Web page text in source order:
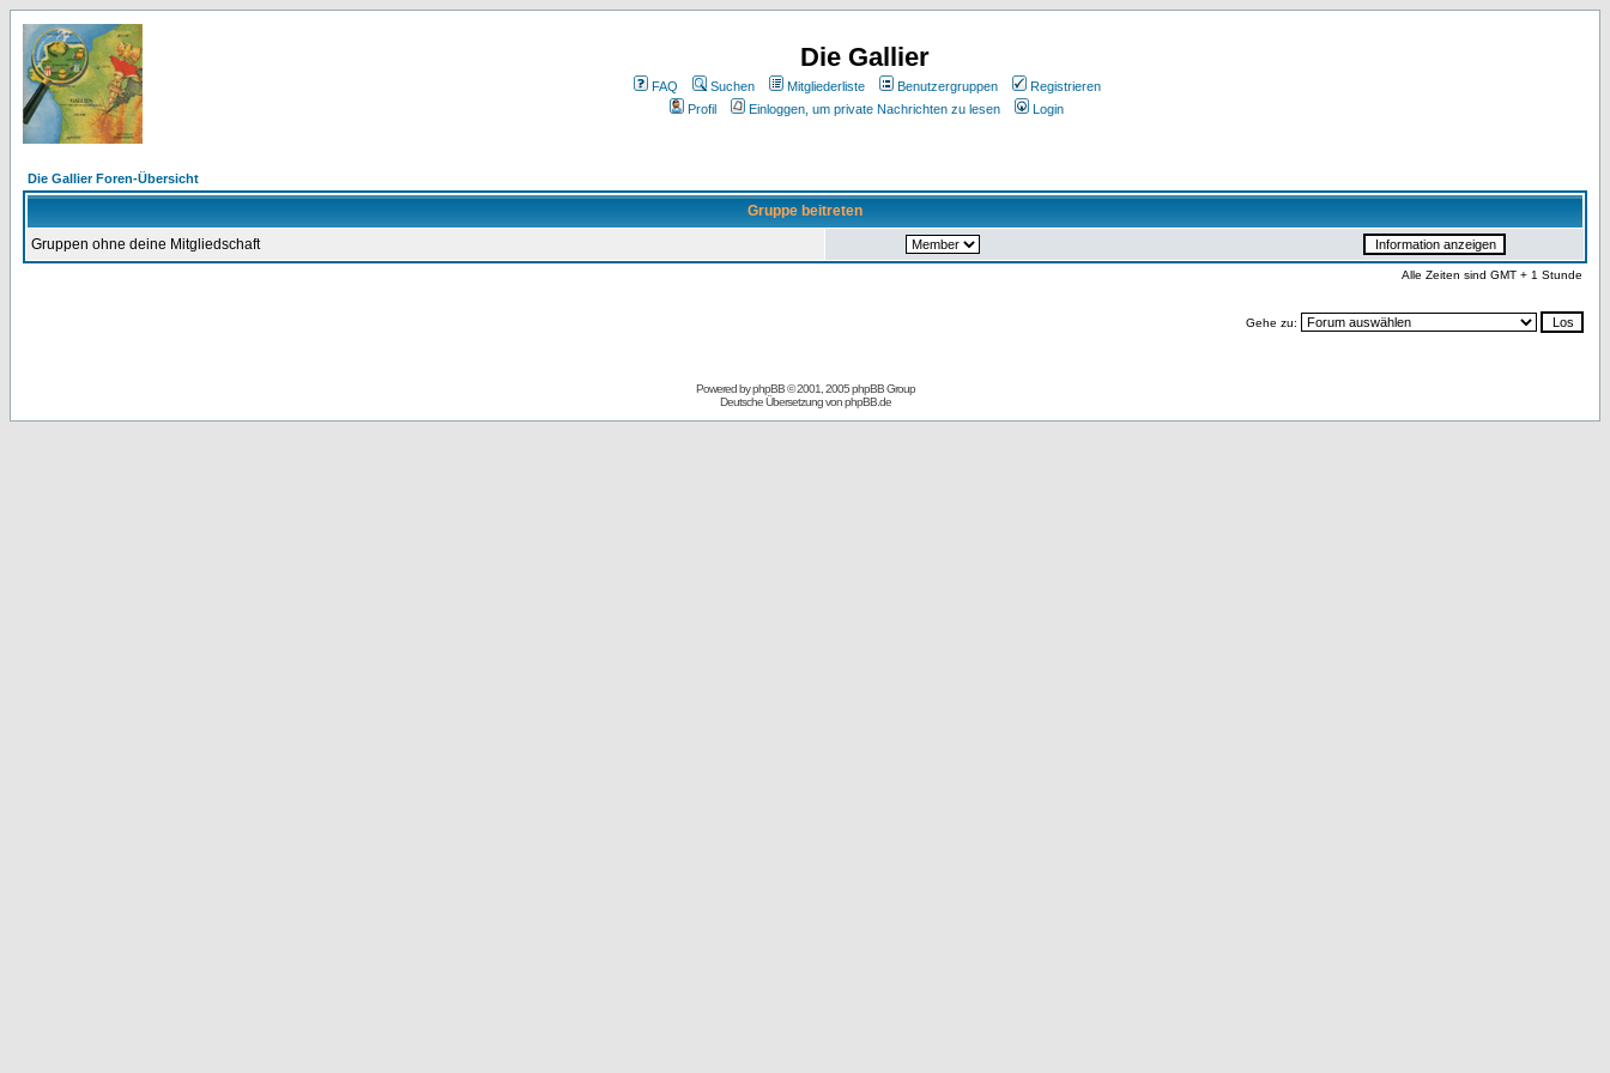
Die Gallier
FAQ Suchen Mitgliederliste Benutzergruppen
Registrieren
Profil
Einloggen, um private Nachrichten zu lesen Login
Die Gallier Foren-Übersicht
Gruppe beitreten
Gruppen ohne deine Mitgliedschaft
Alle Zeiten sind GMT + 1 Stunde
Gehe zu:
Powered byphpBB© 2001, 2005 phpBB Group
Deutsche Übersetzung vonphpBB.de